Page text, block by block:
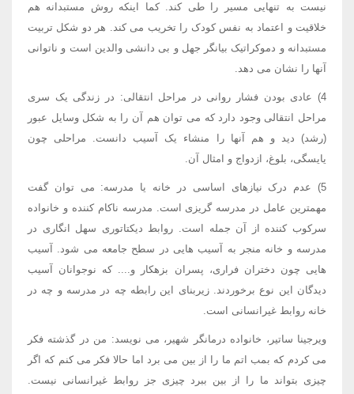
نیست به تنهایی مسیر را طی کند. کما اینکه روش مستبدانه هم
خلاقیت و اعتماد به نفس کودک را تخریب می کند. هر دو شکل تربیت
مستبدانه و دموکراتیک بیانگر جهل و بی دانشی والدین است و ناتوانی
آنها را نشان می دهد.
4) عادی بودن فشار روانی در مراحل انتقالی: در زندگی یک سری
مراحل انتقالی وجود دارد که می توان هم آن را به شکل وسایل عبور
(رشد) دید و هم آنها را منشاء یک آسیب دانست. مراحلی چون
یایسگی، بلوغ، ازدواج و امثال آن.
5) عدم درک نیازهای اساسی در خانه یا مدرسه: می توان گفت
مهمترین عامل در مدرسه گریزی است. مدرسه ناکام کننده و خانواده
سرکوب کننده از آن جمله است. روابط دیکتاتوری سهل انگاری در
مدرسه و خانه منجر به آسیب هایی در سطح جامعه می شود. آسیب
هایی چون دختران فراری، پسران بزهکار و.... که نوجوانان آسیب
دیدگان این نوع برخوردند. زیربنای این رابطه چه در مدرسه و چه در
خانه روابط غیرانسانی است.
ویرجینا ساتیر، خانواده درمانگر شهیر، می نویسد: من در گذشته فکر
می کردم که بمب اتم ما را از بین می برد اما حالا فکر می کنم که اگر
چیزی بتواند ما را از بین ببرد چیزی جز روابط غیرانسانی نیست.